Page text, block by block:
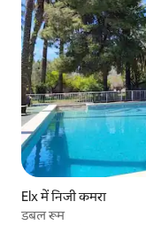
Elx में निजी कमरा
डबल रूम